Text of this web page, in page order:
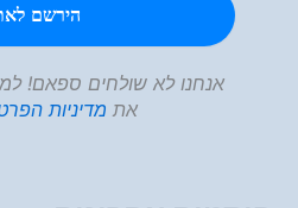
אנחנו לא שולחים ספאם!
את מדיניות